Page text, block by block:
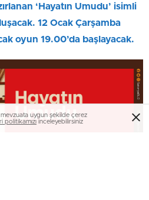
‘Hayatın Umudu’ isimli
12 Ocak Çarşamba
oyun 19.00’da başlayacak.
mevzuata uygun şekilde çerez
politikamızı inceleyebilirsiniz